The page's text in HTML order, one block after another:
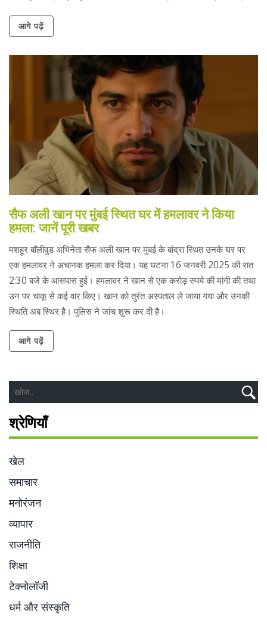
आगे पढ़ें
सैफ अली खान पर मुंबई स्थित घर में हमलावर ने किया
हमला: जानें पूरी खबर
मशहूर बॉलीवुड अभिनेता सैफ अली खान पर मुंबई के बांद्रा स्थित उनके घर पर
एक हमलावर ने अचानक हमला कर दिया। यह घटना 16 जनवरी 2025 की रात
2:30 बजे के आसपास हुई। हमलावर ने खान से एक करोड़ रुपये की मांगी की तथा
उन पर चाकू से कई वार किए। खान को तुरंत अस्पताल ले जाया गया और उनकी
स्थिति अब स्थिर है। पुलिस ने जांच शुरू कर दी है।
आगे पढ़ें
श्रेणियाँ
खेल
समाचार
मनोरंजन
व्यापार
राजनीति
शिक्षा
टेक्नोलॉजी
धर्म और संस्कृति